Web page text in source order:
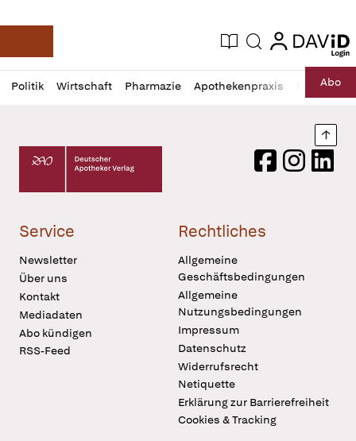
Deutsche Apotheker Zeitung
Aktuelle Ausgabe
Suche login
login
Politik Wirtschaft Pharmazie Apothekenpraxis RechtAbo
Profil
öffnen
Daz
Pur
Deutscher Apotheker Verlag Logo
FacebookInstagram
Service
Newsletter
Über uns
Kontakt
Mediadaten
Abo kündigen
RSS-Feed
Rechtliches
Allgemeine
Geschäftsbedingungen
Allgemeine
Nutzungsbedingungen
Impressum
Datenschutz
Widerrufsrecht
Netiquette
Erklärung zur Barrierefreiheit
Cookies & Tracking